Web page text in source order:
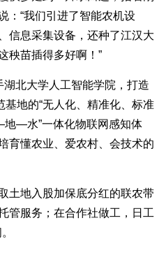
：“我们引进了智能农机设
信息采集设备，还种了江汉大
秧苗插得多好啊！”
北大学人工智能学院，打造
地的“无人化、精准化、标准
—水”一体化物联网感知体
育懂农业、爱农村、会技术的
地入股加保底分红的联农带
管服务；在合作社做工，日工